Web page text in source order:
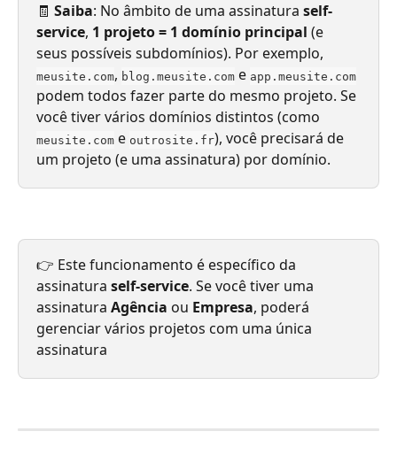
🧾 Saiba: No âmbito de uma assinatura self-
service, 1 projeto = 1 domínio principal (e
seus possíveis subdomínios). Por exemplo,
meusite.com, blog.meusite.com e app.meusite.com
podem todos fazer parte do mesmo projeto. Se
você tiver vários domínios distintos (como
meusite.com e outrosite.fr), você precisará de
um projeto (e uma assinatura) por domínio.
👉 Este funcionamento é específico da
assinatura self-service. Se você tiver uma
assinatura Agência ou Empresa, poderá
gerenciar vários projetos com uma única
assinatura